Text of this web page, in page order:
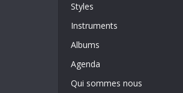
Styles
Instruments
Albums
Agenda
Qui sommes nous